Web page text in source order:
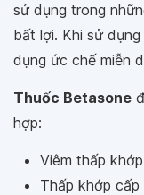
sử dụng trong
bất lợi. Khi sử
dụng ức chế miễn
Thuốc Betasone
hợp:
Viêm thấp khớp
Thấp khớp cấp